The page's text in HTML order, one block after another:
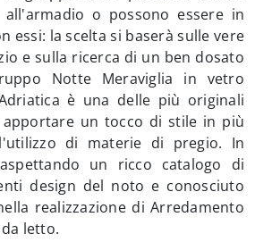
o possono essere in
essi: la scelta si baserà sulle vere
e sulla ricerca di un ben dosato
Notte Meraviglia in vetro
è una delle più originali
un tocco di stile in più
di materie di pregio. In
un ricco catalogo di
design del noto e conosciuto
realizzazione di Arredamento
letto.